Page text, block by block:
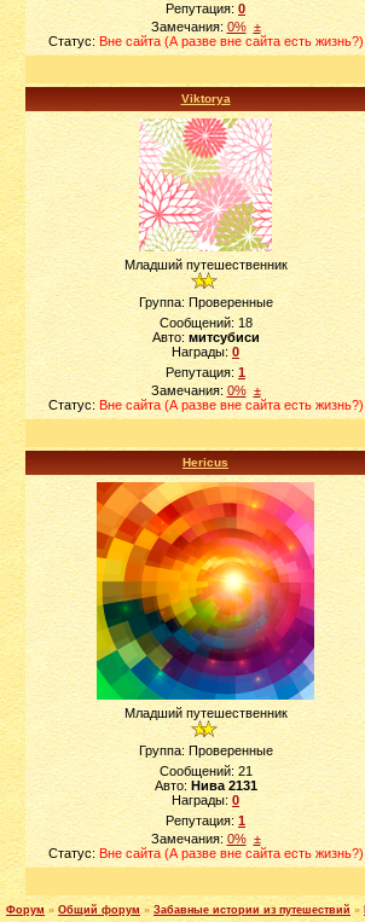
Репутация: 0
Замечания: 0% ±
Статус: Вне сайта (А разве вне сайта есть жизнь?)
Viktorya
Младший путешественник
Группа: Проверенные
Сообщений: 18
Авто: митсубиси
Награды: 0
Репутация: 1
Замечания: 0% ±
Статус: Вне сайта (А разве вне сайта есть жизнь?)
Hericus
Младший путешественник
Группа: Проверенные
Сообщений: 21
Авто: Нива 2131
Награды: 0
Репутация:1
Замечания: 0% ±
Статус:Вне сайта (А разве вне сайта есть жизнь?)
Форум » Общий форум » Забавные истории из путешествий »